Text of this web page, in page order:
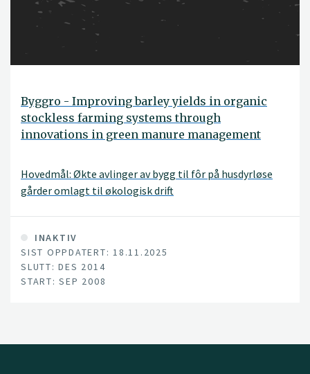
Byggro - Improving barley yields in organic
stockless farming systems through
innovations in green manure management
Hovedmål: Økte avlinger av bygg til fôr på husdyrløse
gårder omlagt til økologisk drift
INAKTIV
SIST OPPDATERT: 18.11.2025
SLUTT: DES 2014
START: SEP 2008